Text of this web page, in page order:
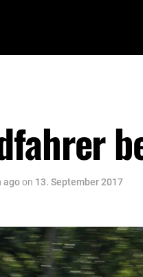
agoon 13. September 2017